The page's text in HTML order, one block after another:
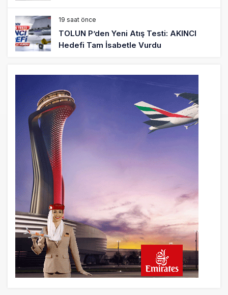
19 saat önce
TOLUN P’den Yeni Atış Testi: AKINCI
Hedefi Tam İsabetle Vurdu